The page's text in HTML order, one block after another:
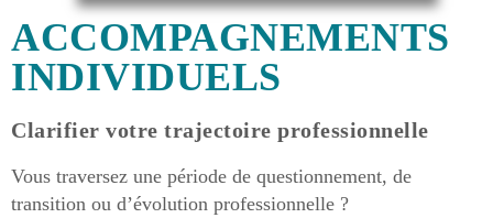
ACCOMPAGNEMENTS
INDIVIDUELS
Clarifier votre trajectoire professionnelle
Vous traversez une période de questionnement, de
transition ou d’évolution professionnelle ?